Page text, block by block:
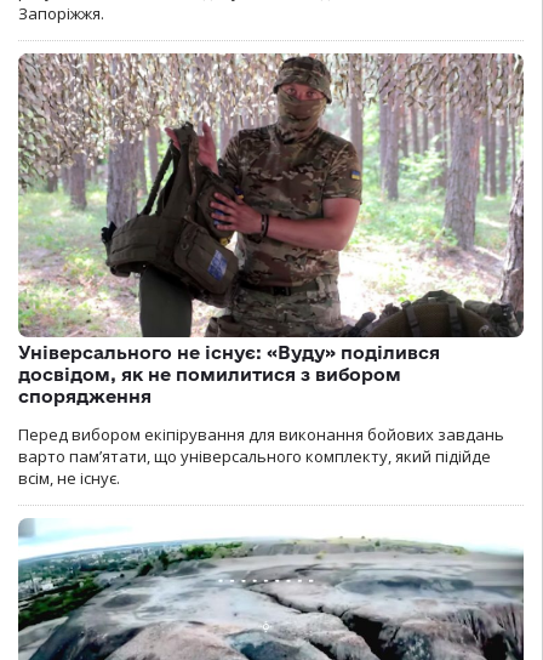
Запоріжжя.
Універсального не існує: «Вуду» поділився
досвідом, як не помилитися з вибором
спорядження
Перед вибором екіпірування для виконання бойових завдань
варто пам’ятати, що універсального комплекту, який підійде
всім, не існує.